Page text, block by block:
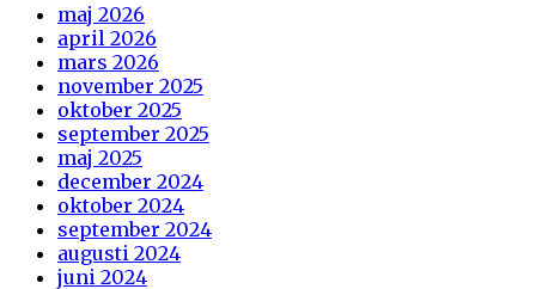
maj 2026
april 2026
mars 2026
november 2025
oktober 2025
september 2025
maj 2025
december 2024
oktober 2024
september 2024
augusti 2024
juni 2024